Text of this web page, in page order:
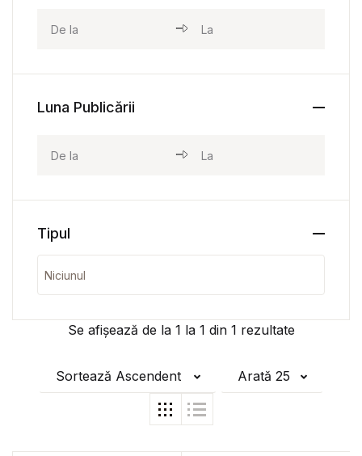
Se afișează de la 1 la 1 din 1 rezultate
Sortează Ascendent Arată 25
Luna Publicării
Tipul